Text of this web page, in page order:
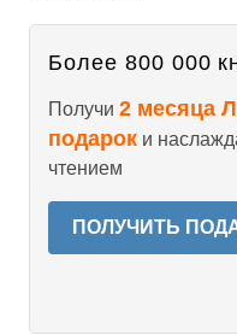
Более 800 000
Получи 2 месяца
подарок и
чтением
ПОЛУЧИТЬ